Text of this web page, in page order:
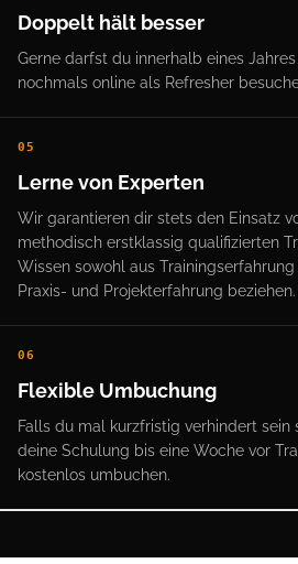
Doppelt hält besser
Gerne darfst du innerhalb eines
nochmals online als Refresher
05
Lerne von Experten
Wir garantieren dir stets den Einsatz
methodisch erstklassig qualifizierten
Wissen sowohl aus
Praxis- und Projekterfahrung beziehen.
06
Flexible Umbuchung
Falls du mal kurzfristig verhindert sein
deine Schulung bis eine Woche vor
kostenlos umbuchen.